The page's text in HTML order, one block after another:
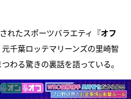
れたスポーツバラエティ『オフ
千葉ロッテマリーンズの里崎智
わる驚きの裏話を語っている。